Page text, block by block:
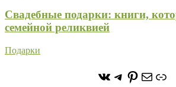
Свадебные подарки: книги,
семейной реликвией
Подарки
https://
https://
https://
Почта